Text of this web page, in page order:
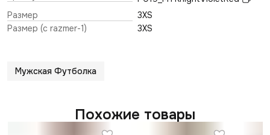
Размер
3XS
Размер (c razmer-1)
3XS
Мужская Футболка
Похожие товары